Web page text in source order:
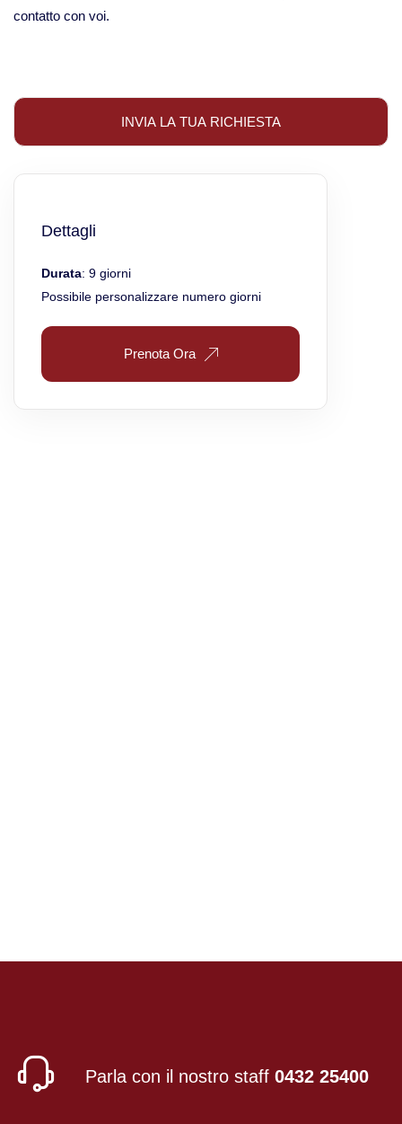
contatto con voi.
Dettagli
Durata: 9 giorni
Possibile personalizzare numero giorni
Prenota Ora
Parla con il nostro staff 0432 25400